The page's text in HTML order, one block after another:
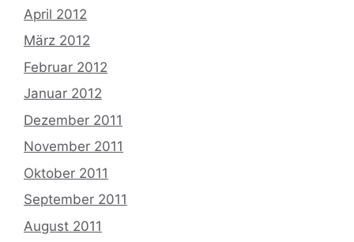
April 2012
März 2012
Februar 2012
Januar 2012
Dezember 2011
November 2011
Oktober 2011
September 2011
August 2011